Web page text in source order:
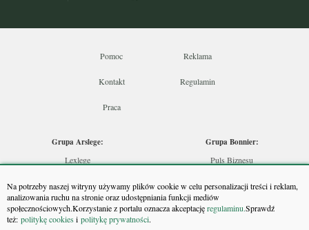
Na potrzeby naszej witryny używamy plików cookie w celu personalizacji treści i reklam,
analizowania ruchu na stronie oraz udostępniania funkcji mediów
społecznościowych.Korzystanie z portalu oznacza akceptacjęregulaminu.Sprawdź
też: politykę cookiesi politykę prywatności.
Pomoc Reklama
Kontakt Regulamin
Praca
Grupa Arslege:
Lexlege
Skarbowcy
Urzędnik
Rzeczoznawca
Grupa Bonnier:
Puls Biznesu
Puls Medycyny
Monitor Firm